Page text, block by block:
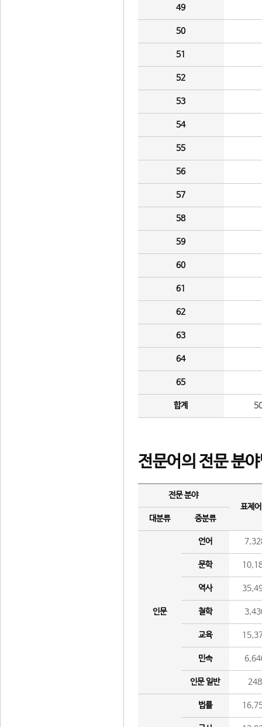
49
50
51
52
53
54
55
56
57
58
59
60
61
62
63
64
65
합계
전문어의 전문 분
전문 분야
표제
대분류
중분류
인문
언어
문학
역사
철학
교육
민속
인문 일반 248
법률